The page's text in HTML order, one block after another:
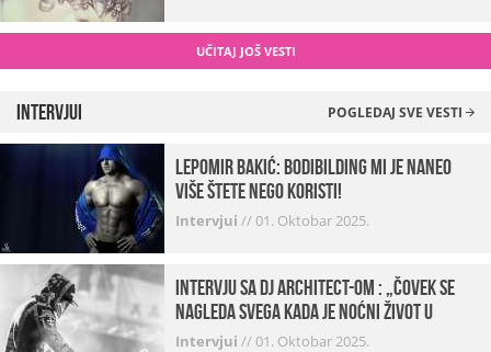
UČITAJ JOŠ VESTI
Intervjui POGLEDAJ SVE VESTI
Lepomir Bakić: Bodibilding mi je naneo
više štete nego koristi!
Intervjui //01. Oktobar 2025.
Intervju sa DJ Architect-om : „Čovek se
nagleda svega kada je noćni život u
pitanju. U klubovima najmanje vidim
Intervjui //01. Oktobar 2025.